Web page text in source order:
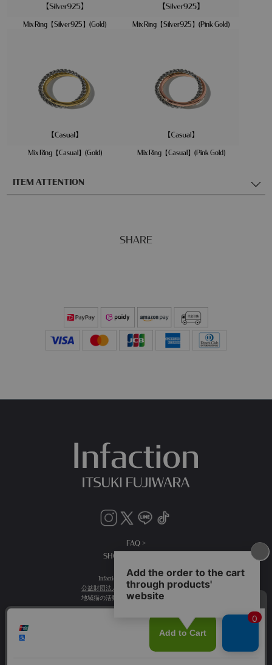
Mix Ring【Silver925】(Gold) Mix Ring【Silver925】(Pink Gold)
Mix Ring【Casual】(Gold) Mix Ring【Casual】(Pink Gold)
ITEM ATTENTION
SHARE
FAQ >
SHOPPING GUIDE >
Infactionは売り上げの一部を
公益財団法人日本動物愛護協会
に寄付し
地域猫の活動や取り組みを支援します。
15,000円(税込)以上お買い上げで送料無料